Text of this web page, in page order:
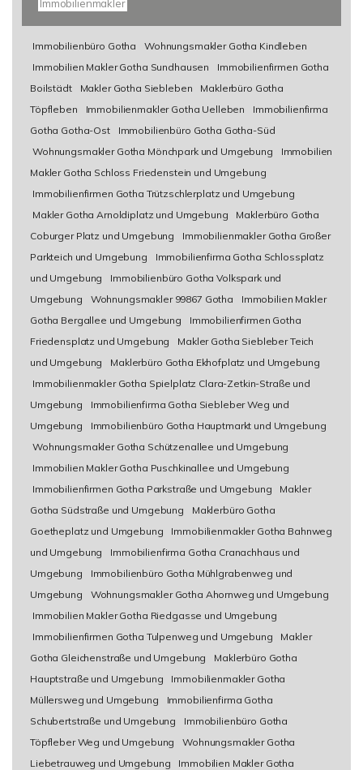
Immobilienmakler
Immobilienbüro Gotha
Wohnungsmakler Gotha Kindleben
Immobilien Makler Gotha Sundhausen
Immobilienfirmen Gotha
Boilstädt
Makler Gotha Siebleben
Maklerbüro Gotha
Töpfleben
Immobilienmakler Gotha Uelleben
Immobilienfirma
Gotha Gotha-Ost
Immobilienbüro Gotha Gotha-Süd
Wohnungsmakler Gotha Mönchpark und Umgebung
Immobilien
Makler Gotha Schloss Friedenstein und Umgebung
Immobilienfirmen Gotha Trützschlerplatz und Umgebung
Makler Gotha Arnoldiplatz und Umgebung
Maklerbüro Gotha
Coburger Platz und Umgebung
Immobilienmakler Gotha Großer
Parkteich und Umgebung
Immobilienfirma Gotha Schlossplatz
und Umgebung
Immobilienbüro Gotha Volkspark und
Umgebung
Wohnungsmakler 99867 Gotha
Immobilien Makler
Gotha Bergallee und Umgebung
Immobilienfirmen Gotha
Friedensplatz und Umgebung
Makler Gotha Siebleber Teich
und Umgebung
Maklerbüro Gotha Ekhofplatz und Umgebung
Immobilienmakler Gotha Spielplatz Clara-Zetkin-Straße und
Umgebung
Immobilienfirma Gotha Siebleber Weg und
Umgebung
Immobilienbüro Gotha Hauptmarkt und Umgebung
Wohnungsmakler Gotha Schützenallee und Umgebung
Immobilien Makler Gotha Puschkinallee und Umgebung
Immobilienfirmen Gotha Parkstraße und Umgebung
Makler
Gotha Südstraße und Umgebung
Maklerbüro Gotha
Goetheplatz und Umgebung
Immobilienmakler Gotha Bahnweg
und Umgebung
Immobilienfirma Gotha Cranachhaus und
Umgebung
Immobilienbüro Gotha Mühlgrabenweg und
Umgebung
Wohnungsmakler Gotha Ahornweg und Umgebung
Immobilien Makler Gotha Riedgasse und Umgebung
Immobilienfirmen Gotha Tulpenweg und Umgebung
Makler
Gotha Gleichenstraße und Umgebung
Maklerbüro Gotha
Hauptstraße und Umgebung
Immobilienmakler Gotha
Müllersweg und Umgebung
Immobilienfirma Gotha
Schubertstraße und Umgebung
Immobilienbüro Gotha
Töpfleber Weg und Umgebung
Wohnungsmakler Gotha
Liebetrauweg und Umgebung
Immobilien Makler Gotha